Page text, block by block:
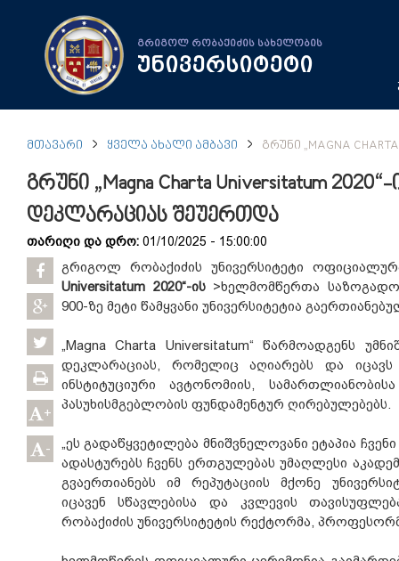
გრიგოლ რობაქიძის სახელობის
უნივერსიტეტი
ᲛᲗᲐᲕᲐᲠᲘ ᲧᲕᲔᲚᲐ ᲐᲮᲐᲚᲘ ᲐᲛᲑᲐᲕᲘ ᲒᲠᲣᲜᲘ „MAGNA
გრუნი „Magna Charta Universitatum
დეკლარაციას შეუერთდა
თარიღი და დრო: 01/10/2025 - 15:00:00
+
-
გრიგოლ რობაქიძის უნივერსიტეტი
Universitatum 2020“-ის>ხელმომწერთა
900-ზე მეტი წამყვანი უნივერსიტეტია
„Magna Charta Universitatum“ წარმოადგენს
დეკლარაციას, რომელიც აღიარებს და იცავს
ინსტიტუციური ავტონომიის,
პასუხისმგებლობის ფუნდამენტურ ღირებულებებს.
„ეს გადაწყვეტილება მნიშვნელოვანი ეტაპია
ადასტურებს ჩვენს ერთგულებას უმაღლესი
გვაერთიანებს იმ რეპუტაციის მქონე
იცავენ სწავლებისა და კვლევის
რობაქიძის უნივერსიტეტის რექტორმა,